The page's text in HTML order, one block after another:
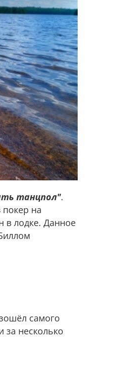
танцпол".
покер на
в лодке. Данное
самого
за несколько